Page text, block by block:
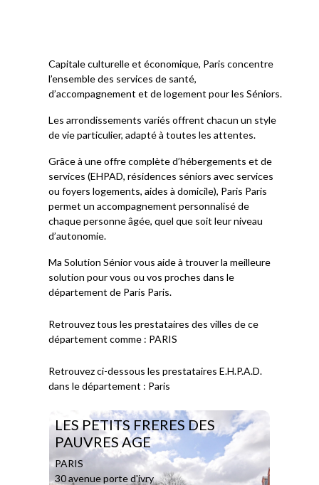
Capitale culturelle et économique, Paris concentre
l’ensemble des services de santé,
d’accompagnement et de logement pour les Séniors.
Les arrondissements variés offrent chacun un style
de vie particulier, adapté à toutes les attentes.
Grâce à une offre complète d’hébergements et de
services (EHPAD, résidences séniors avec services
ou foyers logements, aides à domicile), Paris Paris
permet un accompagnement personnalisé de
chaque personne âgée, quel que soit leur niveau
d’autonomie.
Ma Solution Sénior vous aide à trouver la meilleure
solution pour vous ou vos proches dans le
département de Paris Paris.
Retrouvez tous les prestataires des villes de ce
département comme : PARIS
Retrouvez ci-dessous les prestataires E.H.P.A.D.
dans le département : Paris
LES PETITS FRERES DES
PAUVRES AGE
PARIS
30 avenue porte d'ivry